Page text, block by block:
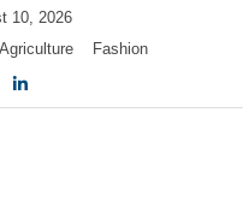
10, 2026
Agriculture Fashion